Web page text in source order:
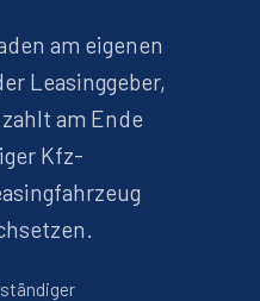
am eigenen
Leasinggeber,
am Ende
Kfz-